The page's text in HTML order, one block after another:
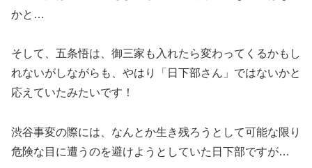
かと…
そして、五条悟は、御三家も入れたら変わってくるかもし
れないがしながらも、やはり「日下部さん」ではないかと
応えていたみたいです！
渋谷事変の際には、なんとか生き残ろうとして可能な限り
危険な目に遭うのを避けようとしていた日下部ですが…